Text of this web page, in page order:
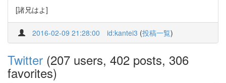
[諸兄はよ]
2016-02-09 21:28:00 id:kantei3 (投稿一覧)
Twitter (207 users, 402 posts, 306
favorites)